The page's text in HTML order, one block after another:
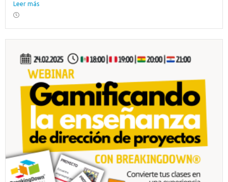
Leer más